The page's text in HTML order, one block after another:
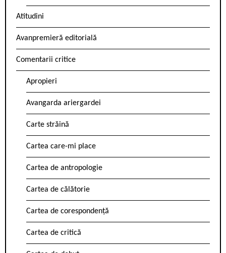
Atitudini
Avanpremieră editorială
Comentarii critice
Apropieri
Avangarda ariergardei
Carte străină
Cartea care-mi place
Cartea de antropologie
Cartea de călătorie
Cartea de corespondență
Cartea de critică